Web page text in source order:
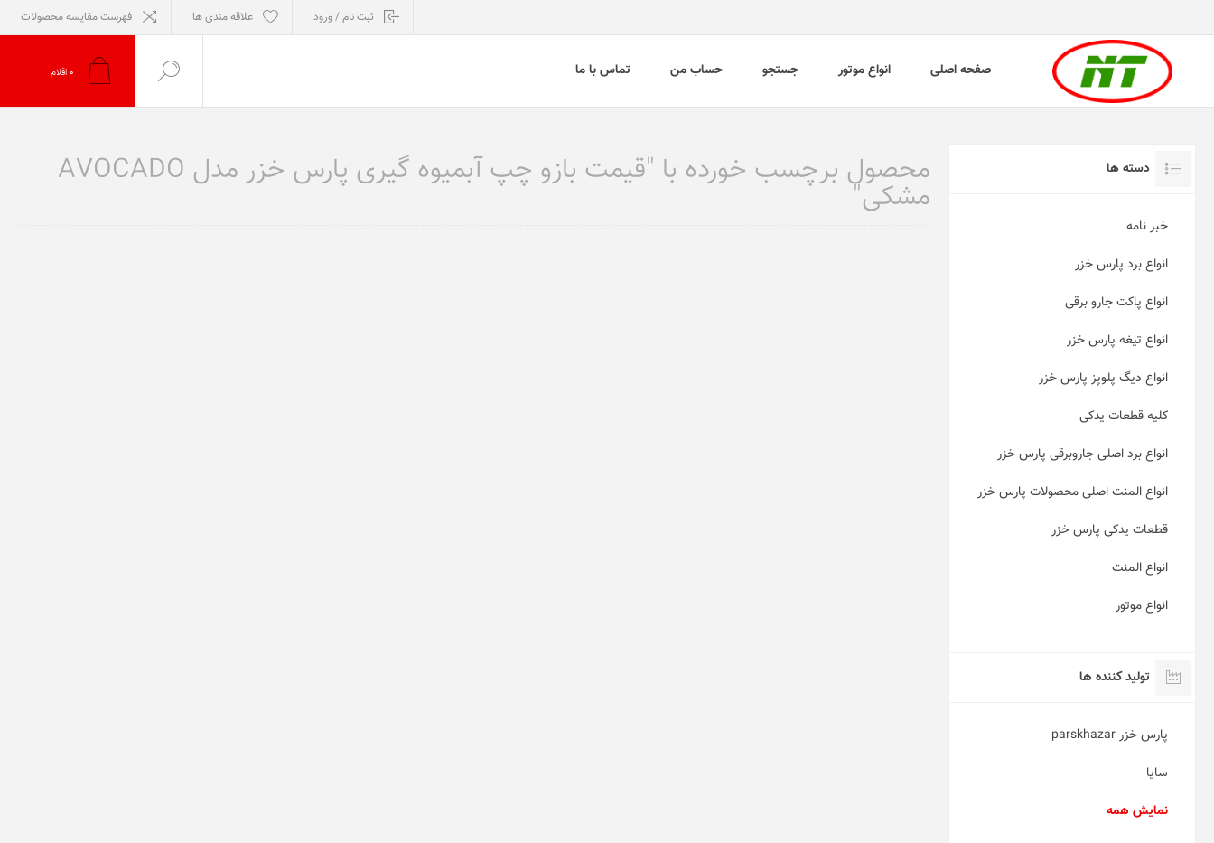
ثبت نام / ورود علاقه مندی ها فهرست مقایسه محصولات
صفحه اصلی انواع موتور جستجو حساب من تماس با ما 0 اقلام
محصول برچسب خورده با "قیمت بازو چپ آبمیوه گیری پارس خزر مدل AVOCADO
مشکی"
دسته ها
خبر نامه
انواع برد پارس خزر
انواع پاکت جارو برقی
انواع تیغه پارس خزر
انواع دیگ پلوپز پارس خزر
کلیه قطعات یدکی
انواع برد اصلی جاروبرقی پارس خزر
انواع المنت اصلی محصولات پارس خزر
قطعات یدکی پارس خزر
انواع المنت
انواع موتور
تولید کننده ها
پارس خزر parskhazar
سایا
نمایش همه